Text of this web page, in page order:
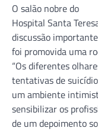
O salão nobre do
Hospital Santa
discussão
foi promovida uma
“Os diferentes
tentativas de
um ambiente
sensibilizar os
de um depoimento